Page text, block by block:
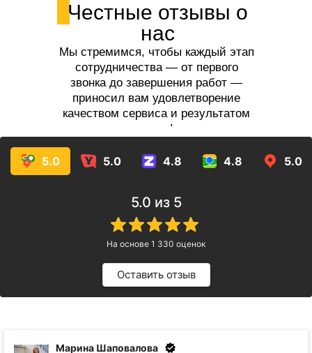
Честные отзывы о
нас
Мы стремимся, чтобы каждый этап
сотрудничества — от первого
звонка до завершения работ —
приносил вам удовлетворение
качеством сервиса и результатом
услуг!
5.0 5.0 4.8 4.8 5.0
5.0 из 5
На основе 1 330 оценок
Оставить отзыв
Анна Видинеева